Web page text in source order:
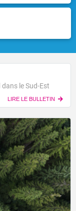
le Sud-Est
LIRE LE BULLETIN